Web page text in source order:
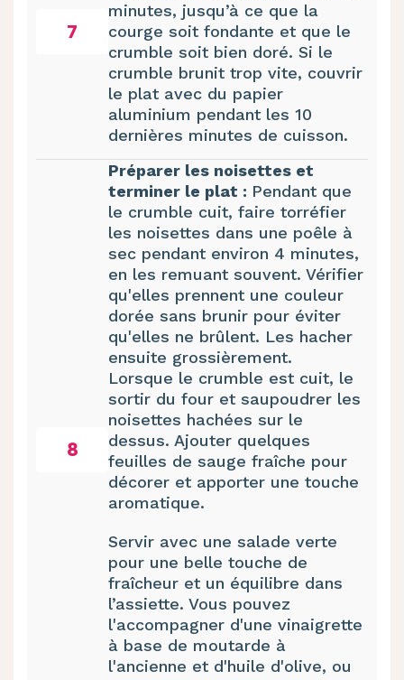
7
minutes, jusqu’à ce que la
courge soit fondante et que le
crumble soit bien doré. Si le
crumble brunit trop vite, couvrir
le plat avec du papier
aluminium pendant les 10
dernières minutes de cuisson.
8
Préparer les noisettes et
terminer le plat : Pendant que
le crumble cuit, faire torréfier
les noisettes dans une poêle à
sec pendant environ 4 minutes,
en les remuant souvent. Vérifier
qu'elles prennent une couleur
dorée sans brunir pour éviter
qu'elles ne brûlent. Les hacher
ensuite grossièrement.
Lorsque le crumble est cuit, le
sortir du four et saupoudrer les
noisettes hachées sur le
dessus. Ajouter quelques
feuilles de sauge fraîche pour
décorer et apporter une touche
aromatique.
Servir avec une salade verte
pour une belle touche de
fraîcheur et un équilibre dans
l’assiette. Vous pouvez
l'accompagner d'une vinaigrette
à base de moutarde à
l'ancienne et d'huile d'olive, ou